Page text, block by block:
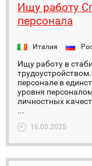
Ищу работу
персонала
Италия
Ищу работу в
персонале в
уровня
личностных
...
16.05.2025